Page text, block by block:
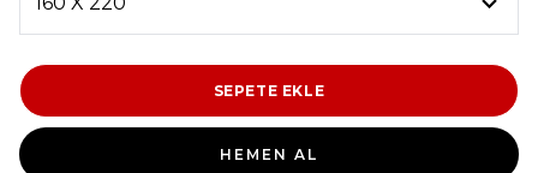
SEPETE EKLE
HEMEN AL